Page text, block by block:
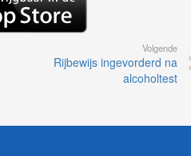
Volgende
Rijbewijs ingevorderd na
alcoholtest